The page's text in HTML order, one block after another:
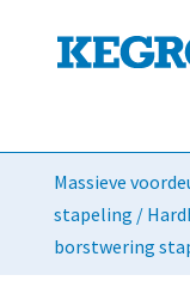
Massieve
stapeling /
borstwering